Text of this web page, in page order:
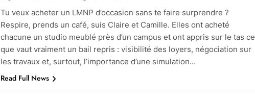
Tu veux acheter un LMNP d’occasion sans te faire surprendre ?
Respire, prends un café, suis Claire et Camille. Elles ont acheté
chacune un studio meublé près d’un campus et ont appris sur le tas ce
que vaut vraiment un bail repris : visibilité des loyers, négociation sur
les travaux et, surtout, l’importance d’une simulation…
Read Full News